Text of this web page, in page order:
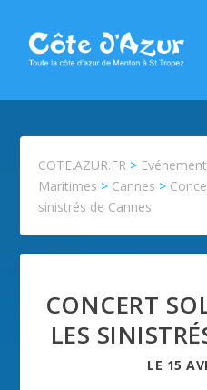
COTE.AZUR.FR >
Maritimes > Cannes >
sinistrés de Cannes
CONCERT
LES
LE 15